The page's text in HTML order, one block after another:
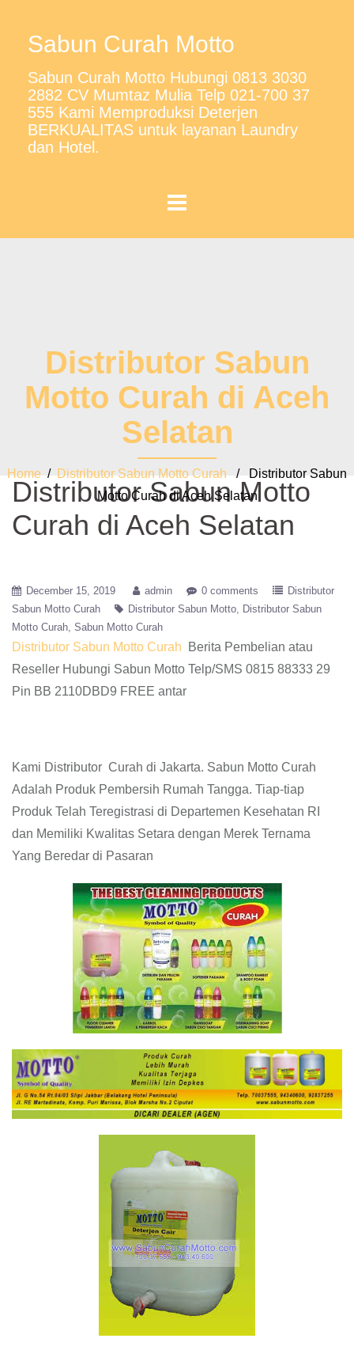
Sabun Curah Motto
Sabun Curah Motto Hubungi 0813 3030
2882 CV Mumtaz Mulia Telp 021-700 37
555 Kami Memproduksi Deterjen
BERKUALITAS untuk layanan Laundry
dan Hotel.
Distributor Sabun
Motto Curah di Aceh
Selatan
Home / Distributor Sabun Motto Curah / Distributor Sabun
Motto Curah di Aceh Selatan
Distributor Sabun Motto
Curah di Aceh Selatan
December 15, 2019 admin 0 comments
Distributor
Sabun Motto Curah
Distributor Sabun Motto
Distributor Sabun
Motto Curah Sabun Motto Curah
Distributor Sabun Motto Curah
Berita Pembelian atau
Reseller Hubungi Sabun Motto Telp/SMS 0815 88333 29
Pin BB 2110DBD9 FREE antar
Kami Distributor Curah di Jakarta. Sabun Motto Curah
Adalah Produk Pembersih Rumah Tangga. Tiap-tiap
Produk Telah Teregistrasi di Departemen Kesehatan RI
dan Memiliki Kwalitas Setara dengan Merek Ternama
Yang Beredar di Pasaran